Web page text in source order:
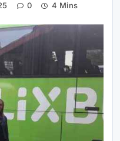
0 4 Mins